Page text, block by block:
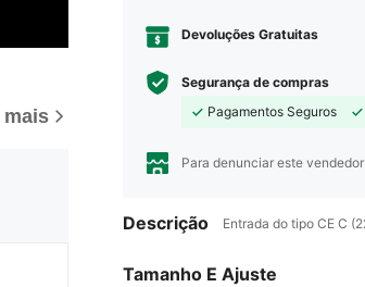
mais
Devoluções Gratuitas
Segurança de compras
Pagamentos Seguros
Para denunciar este
Descrição Entrada do tipo CE C
Tamanho E Ajuste